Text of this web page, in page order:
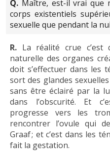
Q. Maître, est-il vrai que
corps existentiels
sexuelle que pendant la
R. La réalité crue c’est
naturelle des organes
doit s’effectuer dans les
sort des glandes
sans être éclairé par la
dans l’obscurité. Et
progresse vers les
rencontrer l’ovule qui
Graaf ; et c’est dans les
fait la gestation.